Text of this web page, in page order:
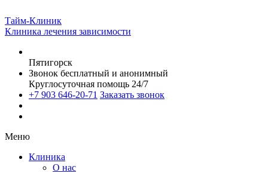
Тайм-Клиник
Клиника лечения зависимости
Пятигорск
Звонок бесплатный и анонимный
Круглосуточная помощь 24/7
+7 903 646-20-71 Заказать звонок
Меню
Клиника
О нас